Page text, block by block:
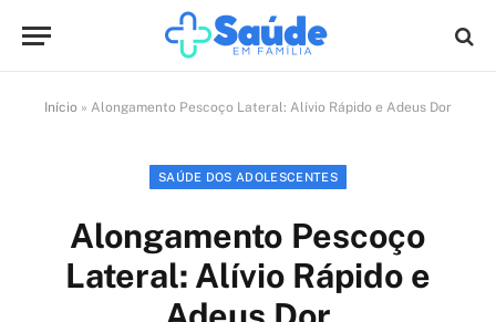
Início » Alongamento Pescoço Lateral: Alívio Rápido e Adeus Dor
SAÚDE DOS ADOLESCENTES
Alongamento Pescoço
Lateral: Alívio Rápido e